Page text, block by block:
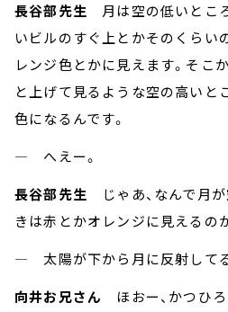
長谷部先生 月は空の低いとこ
いビルのすぐ上とかそのくらい
レンジ色とかに見えます。そこ
と上げて見るような空の高いと
色になるんです。
― へえー。
長谷部先生 じゃあ、なんで月
きは赤とかオレンジに見えるの
― 太陽が下から月に反射してる
向井お兄さん
ほおー、かつひ